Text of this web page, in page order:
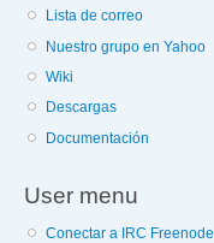
Lista de correo
Nuestro grupo en Yahoo
Wiki
Descargas
Documentación
User menu
Conectar a IRC Freenode